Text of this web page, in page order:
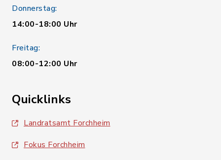
Donnerstag:
14:00-18:00 Uhr
Freitag:
08:00-12:00 Uhr
Quicklinks
Landratsamt Forchheim
Fokus Forchheim